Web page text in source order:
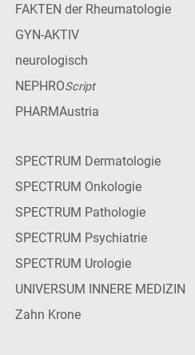
FAKTEN der Rheumatologie
GYN-AKTIV
neurologisch
NEPHROScript
PHARMAustria
SPECTRUM Dermatologie
SPECTRUM Onkologie
SPECTRUM Pathologie
SPECTRUM Psychiatrie
SPECTRUM Urologie
UNIVERSUM INNERE MEDIZIN
Zahn Krone